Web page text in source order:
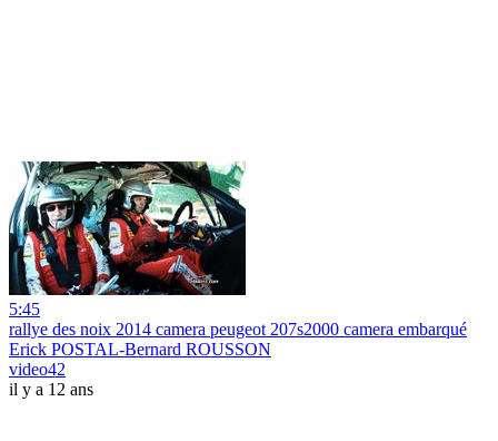
5:45
rallye des noix 2014 camera peugeot 207s2000 camera embarqué
Erick POSTAL-Bernard ROUSSON
video42
il y a 12 ans